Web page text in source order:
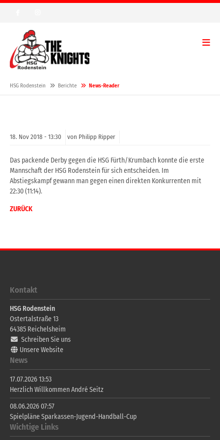
HSG Rodenstein Berichte News-Reader
18. Nov 2018 - 13:30 von Philipp Ripper
Das packende Derby gegen die HSG Fürth/Krumbach konnte die erste
Mannschaft der HSG Rodenstein für sich entscheiden. Im
Abstiegskampf gewann man gegen einen direkten Konkurrenten mit
22:30 (11:14).
ZURÜCK
Kontakt
HSG Rodenstein
Ostertalstraße 13
64385 Reichelsheim
Schreiben Sie uns
Unsere Website
News
17.07.2026 13:53
Herzlich Willkommen André Seitz
08.06.2026 07:57
Spielpläne Sparkassen-Jugend-Handball-Cup
Wichtige Links